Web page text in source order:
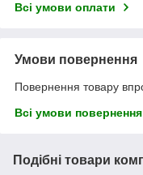
Всі умови оплати
Умови повернення
Повернення товару
Всі умови повернення
Подібні товари